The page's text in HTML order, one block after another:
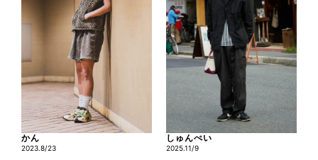
かん
2023.8/23
しゅんぺい
2025.11/9